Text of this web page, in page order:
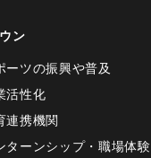
ン
ーツの振興や普及
活性化
連携機関
ターンシップ・職場体験